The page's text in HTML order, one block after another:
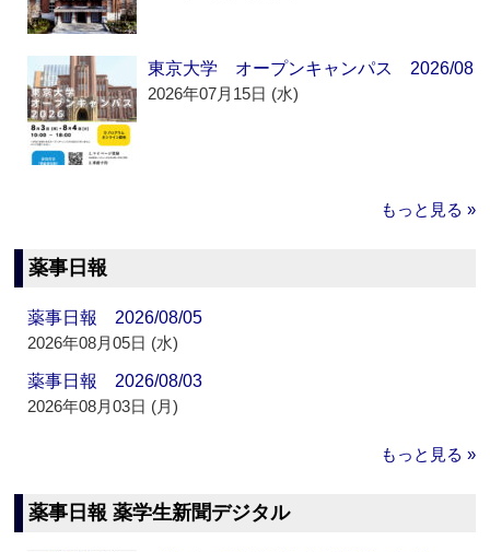
東京大学 オープンキャンパス 2026/08
2026年07月15日 (水)
もっと見る »
薬事日報
薬事日報 2026/08/05
2026年08月05日 (水)
薬事日報 2026/08/03
2026年08月03日 (月)
もっと見る »
薬事日報 薬学生新聞デジタル